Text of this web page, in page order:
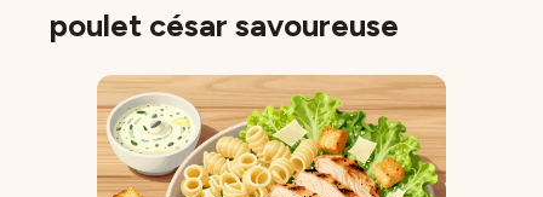
poulet césar savoureuse